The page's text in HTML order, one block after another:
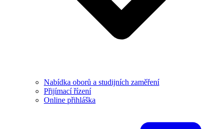
Nabídka oborů a studijních zaměření
Přijímací řízení
Online přihláška